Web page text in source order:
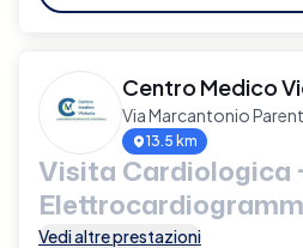
Centro Medico
Via Marcantonio
13.5 km
Visita Cardiologica
Vedi altre prestazioni